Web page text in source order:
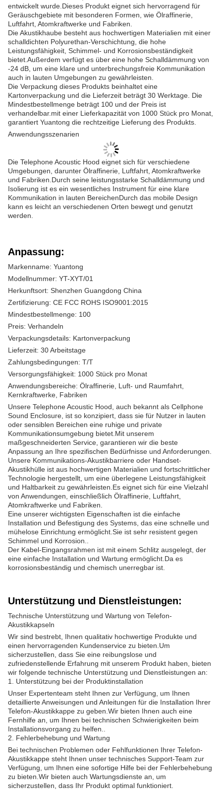
entwickelt wurde.Dieses Produkt eignet sich hervorragend für
Geräuschgebiete mit besonderen Formen, wie Ölraffinerie,
Luftfahrt, Atomkraftwerke und Fabriken.
Die Akustikhaube besteht aus hochwertigen Materialien mit einer
schalldichten Polyurethan-Verschichtung, die hohe
Leistungsfähigkeit, Schimmel- und Korrosionsbeständigkeit
bietet.Außerdem verfügt es über eine hohe Schalldämmung von
-24 dB, um eine klare und unterbrechungsfreie Kommunikation
auch in lauten Umgebungen zu gewährleisten.
Die Verpackung dieses Produkts beinhaltet eine
Kartonverpackung und die Lieferzeit beträgt 30 Werktage. Die
Mindestbestellmenge beträgt 100 und der Preis ist
verhandelbar.mit einer Lieferkapazität von 1000 Stück pro Monat,
garantiert Yuantong die rechtzeitige Lieferung des Produkts.
Anwendungsszenarien
Die Telephone Acoustic Hood eignet sich für verschiedene
Umgebungen, darunter Ölraffinerie, Luftfahrt, Atomkraftwerke
und Fabriken.Durch seine leistungsstarke Schalldämmung und
Isolierung ist es ein wesentliches Instrument für eine klare
Kommunikation in lauten BereichenDurch das mobile Design
kann es leicht an verschiedenen Orten bewegt und genutzt
werden.
Anpassung:
Markenname: Yuantong
Modellnummer: YT-XYT/01
Herkunftsort: Shenzhen Guangdong China
Zertifizierung: CE FCC ROHS ISO9001:2015
Mindestbestellmenge: 100
Preis: Verhandeln
Verpackungsdetails: Kartonverpackung
Lieferzeit: 30 Arbeitstage
Zahlungsbedingungen: T/T
Versorgungsfähigkeit: 1000 Stück pro Monat
Anwendungsbereiche: Ölraffinerie, Luft- und Raumfahrt,
Kernkraftwerke, Fabriken
Unsere Telephone Acoustic Hood, auch bekannt als Cellphone
Sound Enclosure, ist so konzipiert, dass sie für Nutzer in lauten
oder sensiblen Bereichen eine ruhige und private
Kommunikationsumgebung bietet.Mit unserem
maßgeschneiderten Service, garantieren wir die beste
Anpassung an Ihre spezifischen Bedürfnisse und Anforderungen.
Unsere Kommunikations-Akustikbarriere oder Handset-
Akustikhülle ist aus hochwertigen Materialien und fortschrittlicher
Technologie hergestellt, um eine überlegene Leistungsfähigkeit
und Haltbarkeit zu gewährleisten.Es eignet sich für eine Vielzahl
von Anwendungen, einschließlich Ölraffinerie, Luftfahrt,
Atomkraftwerke und Fabriken.
Eine unserer wichtigsten Eigenschaften ist die einfache
Installation und Befestigung des Systems, das eine schnelle und
mühelose Einrichtung ermöglicht.Sie ist sehr resistent gegen
Schimmel und Korrosion..
Der Kabel-Eingangsrahmen ist mit einem Schlitz ausgelegt, der
eine einfache Installation und Wartung ermöglicht.Da es
korrosionsbeständig und chemisch unerregbar ist.
Unterstützung und Dienstleistungen:
Technische Unterstützung und Wartung von Telefon-
Akustikkapseln
Wir sind bestrebt, Ihnen qualitativ hochwertige Produkte und
einen hervorragenden Kundenservice zu bieten.Um
sicherzustellen, dass Sie eine reibungslose und
zufriedenstellende Erfahrung mit unserem Produkt haben, bieten
wir folgende technische Unterstützung und Dienstleistungen an:
1. Unterstützung bei der Produktinstallation
Unser Expertenteam steht Ihnen zur Verfügung, um Ihnen
detaillierte Anweisungen und Anleitungen für die Installation Ihrer
Telefon-Akustikkappe zu geben.Wir bieten Ihnen auch eine
Fernhilfe an, um Ihnen bei technischen Schwierigkeiten beim
Installationsvorgang zu helfen..
2. Fehlerbehebung und Wartung
Bei technischen Problemen oder Fehlfunktionen Ihrer Telefon-
Akustikkappe steht Ihnen unser technisches Support-Team zur
Verfügung, um Ihnen eine sofortige Hilfe bei der Fehlerbehebung
zu bieten.Wir bieten auch Wartungsdienste an, um
sicherzustellen, dass Ihr Produkt optimal funktioniert.